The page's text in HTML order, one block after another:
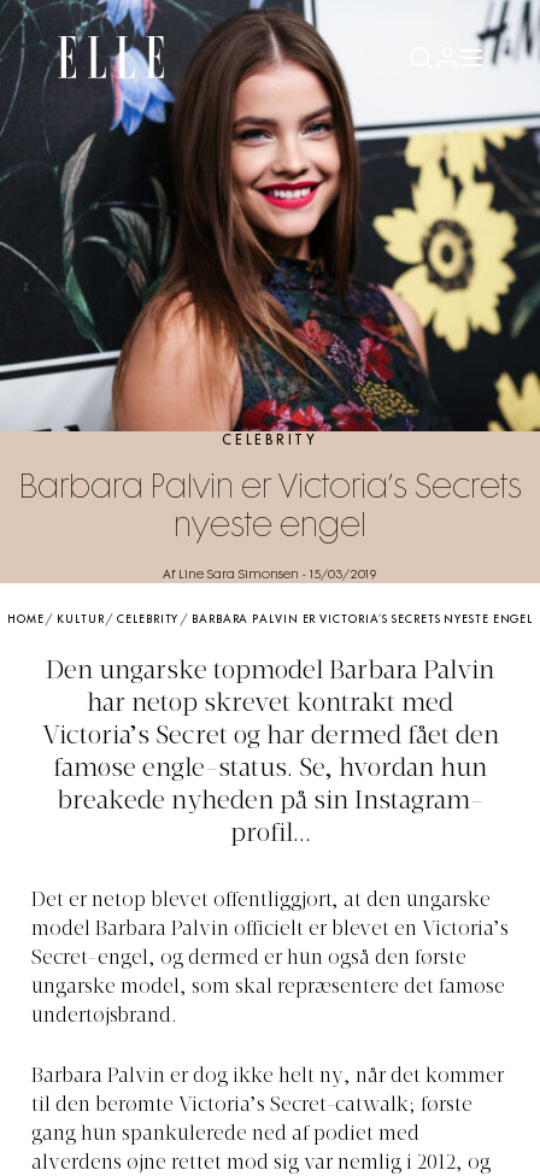
CELEBRITY
Barbara Palvin er Victoria’s Secrets
nyeste engel
Af Line Sara Simonsen - 15/03/2019
HOME / KULTUR/CELEBRITY / BARBARA PALVIN ER VICTORIA’S SECRETS NYESTE ENGEL
Den ungarske topmodel Barbara Palvin
har netop skrevet kontrakt med
Victoria’s Secret og har dermed fået den
famøse engle-status. Se, hvordan hun
breakede nyheden på sin Instagram-
profil...
Det er netop blevet offentliggjort, at den ungarske
model Barbara Palvin officielt er blevet en Victoria’s
Secret-engel, og dermed er hun også den første
ungarske model, som skal repræsentere det famøse
undertøjsbrand.
Barbara Palvin er dog ikke helt ny, når det kommer
til den berømte Victoria’s Secret-catwalk; første
gang hun spankulerede ned af podiet med
alverdens øjne rettet mod sig var nemlig i 2012, og